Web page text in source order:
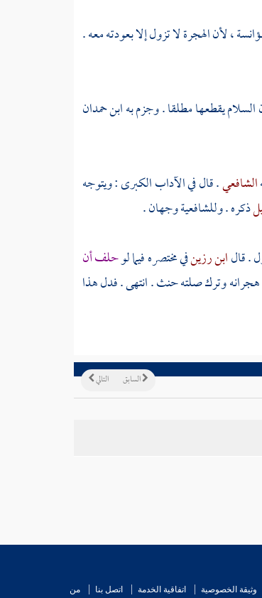
، لأن الهجرة لا تزول إلا بعودته معه .
السلام يقطعها مطلقا . وجزم بهابن حمدان
الشافعي. قال في الآداب الكبرى : ويتوجه
ذكره . وللشافعية وجهان .
. قالابن رزينفي مختصره فيما لوحلف أن
هجرانه وترك صلته حنث . انتهى . فدل هذا
التالي السابق
وثيقة الخصوصية اتفاقية الخدمة اتصل بنا من